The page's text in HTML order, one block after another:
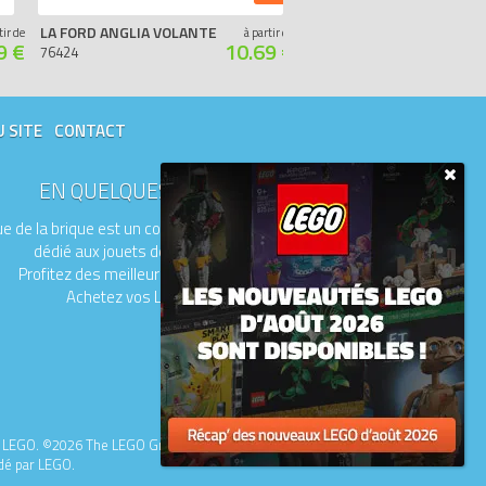
de
€
LA FORD ANGLIA VOLANTE
76424
à partir de
10.69 €
SITE CONTACT
EN QUELQUES MOTS
de la brique est un comparateur de prix
dédié aux jouets de la marque LEGO.
Profitez des meilleurs prix du moment.
Achetez vos LEGO moins chers.
©2026 The LEGO Group.
par LEGO.